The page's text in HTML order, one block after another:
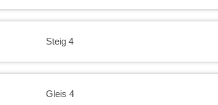
22:00
Steig 4
Gleis 4